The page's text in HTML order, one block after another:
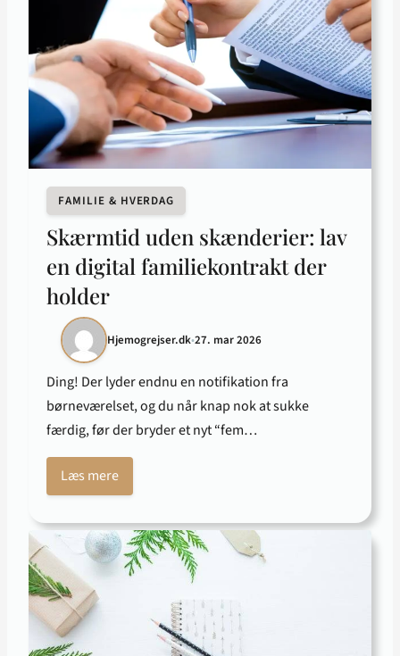
FAMILIE & HVERDAG
Skærmtid uden skænderier: lav
en digital familiekontrakt der
holder
Hjemogrejser.dk•27. mar 2026
Ding! Der lyder endnu en notifikation fra
børneværelset, og du når knap nok at sukke
færdig, før der bryder et nyt “fem…
Læs mere